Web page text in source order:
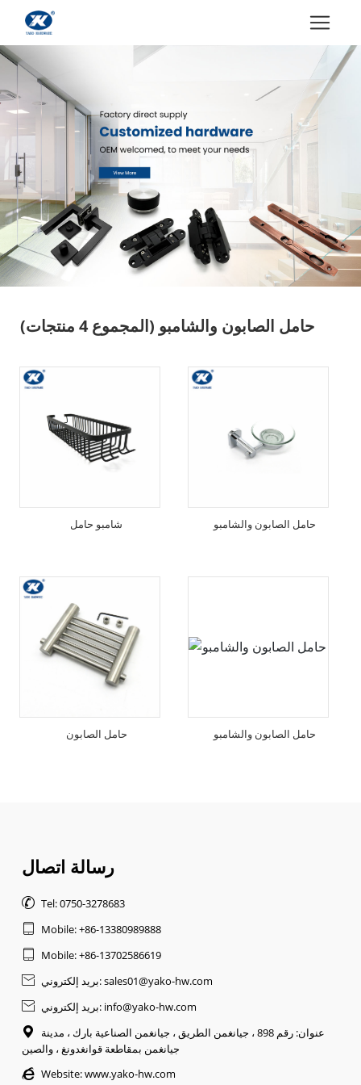
حامل الصابون والشامبو (المجموع 4 منتجات)
شامبو حامل حامل الصابون والشامبو
حامل الصابون حامل الصابون والشامبو
رسالة اتصال
 Tel: 0750-3278683
 Mobile: +86-13380989888
 Mobile: +86-13702586619
 بريد إلكتروني: sales01@yako-hw.com
 بريد إلكتروني: info@yako-hw.com

عنوان: رقم 898 ، جيانغمن الطريق ، جيانغمن الصناعية بارك ، مدينة
جيانغمن بمقاطعة قوانغدونغ ، والصين
 Website:www.yako-hw.com